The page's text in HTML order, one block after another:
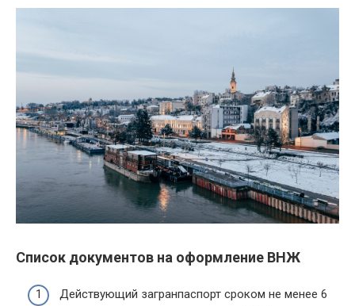
Список документов на оформление ВНЖ
Действующий загранпаспорт сроком не менее 6